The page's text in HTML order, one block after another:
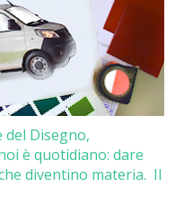
del Disegno,
è quotidiano: dare
diventino materia. Il